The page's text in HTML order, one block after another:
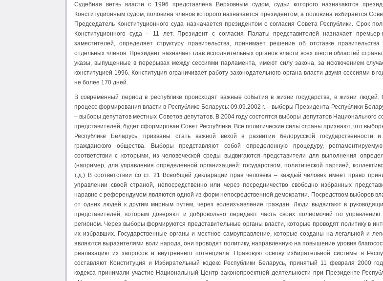
Судебная ветвь власти с 1996 представлена Верховным судом, судьи которого назначаются
Конституционным судом, половина членов которого назначается президентом, а половина избирается
Председатель Конституционного суда назначается президентом с согласия Совета Республики. Срок
Конституционного суда – 11 лет. Президент с согласия Палаты представителей назначает
заместителей, определяет структуру правительства, принимает решение об отставке
отдельных членов. Президент назначает глав исполнительных органов власти всех шести областей
указы, выпущенные в перерывах между сессиями парламента, имеют силу закона, за исключением
конституцией 1996. Конституция ограничивает работу законодательного органа власти двумя сессиями в
не более 170 дней.
В современный период в республике происходят важные события в жизни государства, в жизни людей.
процесс формирования власти в Республике Беларусь: 09.09.2002 г. – выборы Президента Республики
– выборы депутатов местных Советов депутатов. В 2004 году состоятся выборы депутатов Национального
представителей, будет сформирован Совет Республики. Все политические силы страны признают, что
Республике Беларусь, призваны стать важной вехой в развитии белорусской государственности
гражданского общества. Выборы представляют собой определенную процедуру,
соответствии с которыми, из человеческой среды выдвигаются представители для выполнения
(например, для управления определенной организацией: государством, политической партией,
т.д.) В соответствии со ст. 21 Всеобщей декларации прав человека – каждый человек имеет право
управлении своей страной, непосредственно или через посредничество свободно избранных
наравне с референдумом являются одной из форм непосредственной демократии. Посредством выборов
от одних людей к другим мирным путем, через волеизъявление граждан. Люди выдвигают в
представителей, которым доверяют и добровольно передают часть своих полномочий по
регионом. Через выборы формируются представительные органы власти, которые проводят политику в
их избравших. Государственные органы и местное самоуправление, которые созданы на легальной и
являются выразителями воли народа, они проводят политику, направленную на повышение уровня
реализацию их запросов и внутреннего потенциала. Правовую основу избирательной системы в
составляют Конституция и Избирательный кодекс Республики Беларусь, принятый 11 февраля 2000
кодекса принимали участие Национальный Центр законопроектной деятельности при Президенте